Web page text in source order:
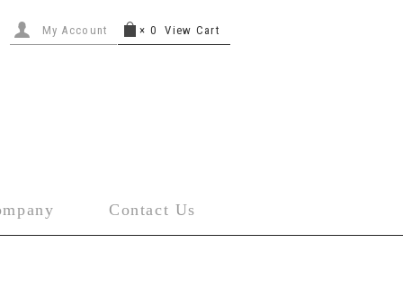
× 0 View Cart
My Account
Contact Us